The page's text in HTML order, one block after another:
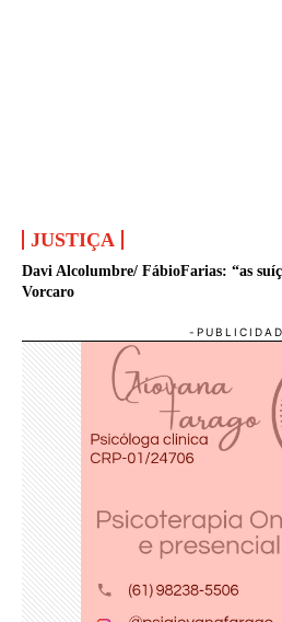
JUSTIÇA
Davi Alcolumbre/ FábioFarias: “as
Vorcaro